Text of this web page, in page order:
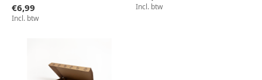
€6,99
Incl. btw
Incl. btw